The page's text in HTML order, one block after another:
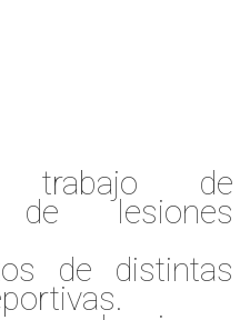
trabajo de
de lesiones
de distintas